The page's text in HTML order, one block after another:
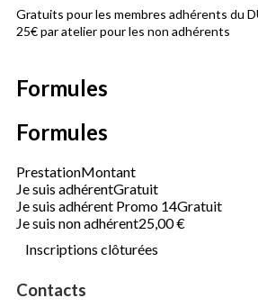
Gratuits pour les membres adhérents du
25€ par atelier pour les non adhérents
Formules
Formules
PrestationMontant
Je suis adhérentGratuit
Je suis adhérent Promo 14Gratuit
Je suis non adhérent25,00 €
Inscriptions clôturées
Contacts